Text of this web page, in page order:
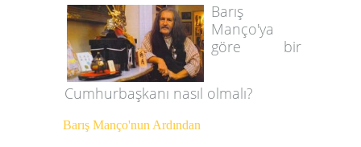
Barış
Manço'ya
göre bir
Cumhurbaşkanı nasıl olmalı?
Barış Manço'nun Ardından